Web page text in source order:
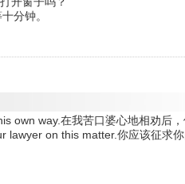
分钟。
own way.在我苦口婆心地相劝后
lawyer on this matter.你应该征求